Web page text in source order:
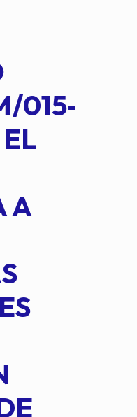
015-
A